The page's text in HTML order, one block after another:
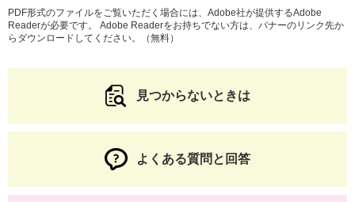
PDF形式のファイルをご覧いただく場合には、Adobe社が提供するAdobe
Readerが必要です。
Adobe Readerをお持ちでない方は、バナーのリンク先か
らダウンロードしてください。（無料）
見つからないときは
よくある質問と回答